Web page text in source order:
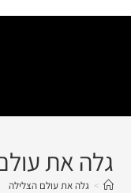
גלה את
> גלה את עולם הצלילה